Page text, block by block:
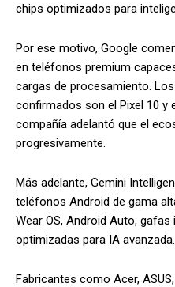
chips optimizados para
Por ese motivo, Google
en teléfonos premium
cargas de procesamiento.
confirmados son el Pixel 10 y
compañía adelantó que el
progresivamente.
Más adelante, Gemini
teléfonos Android de gama
Wear OS, Android Auto,
optimizadas para IA avanzada.
Fabricantes como Acer,